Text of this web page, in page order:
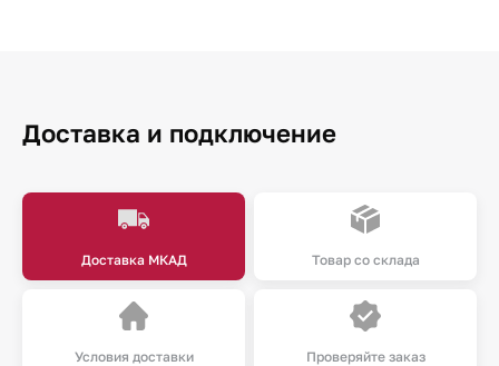
Доставка и подключение
Доставка МКАД Товар со склада
Условия доставки Проверяйте заказ